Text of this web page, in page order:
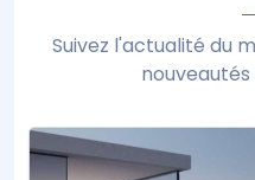
Suivez l'actualité du